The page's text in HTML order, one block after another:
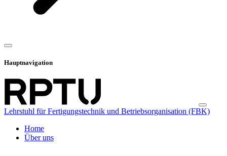
Hauptnavigation
Lehrstuhl für Fertigungstechnik und Betriebsorganisation (FBK)
Home
Über uns